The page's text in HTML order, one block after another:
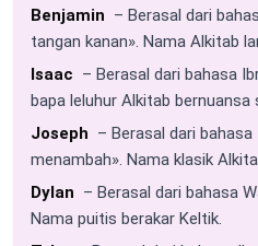
Benjamin – Berasal dari
tangan kanan». Nama Alkitab
Isaac – Berasal dari bahasa
bapa leluhur Alkitab bernuansa
Joseph – Berasal dari
menambah». Nama klasik
Dylan – Berasal dari bahasa
Nama puitis berakar Keltik.